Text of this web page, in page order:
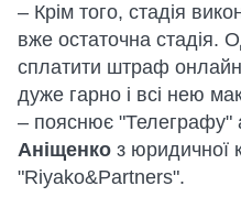
– Крім того, стадія
вже остаточна стадія.
сплатити штраф
дуже гарно і всі нею
– пояснює "Телеграфу"
Аніщенко з юридичної
"Riyako&Partners".